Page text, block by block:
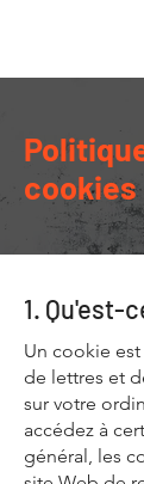
cookies
1. Qu'est-
Un cookie
de lettres et
sur votre
accédez à
général, les